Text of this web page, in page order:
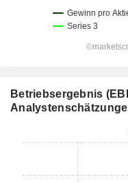
Betriebsergebnis